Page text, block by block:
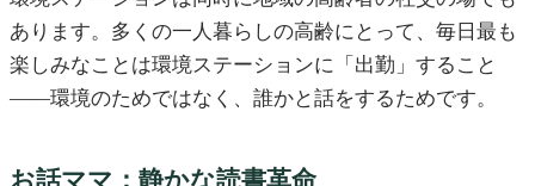
あります。多くの一人暮らしの高齢にとって、毎日最も
楽しみなことは環境ステーションに「出勤」すること
——環境のためではなく、誰かと話をするためです。
お話ママ：静かな読書革命